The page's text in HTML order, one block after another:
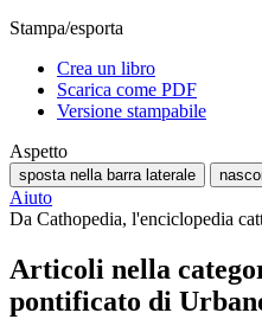
Stampa/esporta
Crea un libro
Scarica come PDF
Versione stampabile
Aspetto
sposta nella barra laterale
Aiuto
Da Cathopedia, l'enciclopedia
Articoli nella
pontificato di